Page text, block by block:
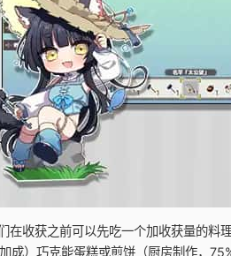
在收获之前可以先吃一个加收获量的
成）巧克能蛋糕或煎饼（厨房制作，